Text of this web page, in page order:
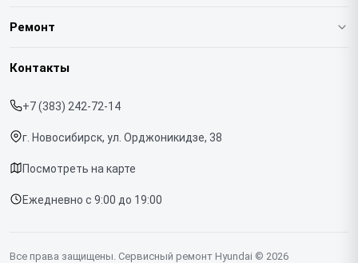
О нашем сервисе
Срочный ремонт
Доставка и способы оплаты
Диагностика
Контакты
Ремонт
Варочных панелей
Контакты
+7 (383) 242-72-14
г. Новосибирск, ул. Орджоникидзе, 38
Посмотреть на карте
Ежедневно с 9:00 до 19:00
Все права защищены. Сервисный ремонт Hyundai © 2026